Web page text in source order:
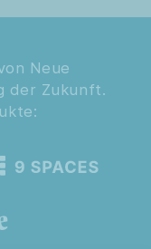
Neue
der Zukunft.